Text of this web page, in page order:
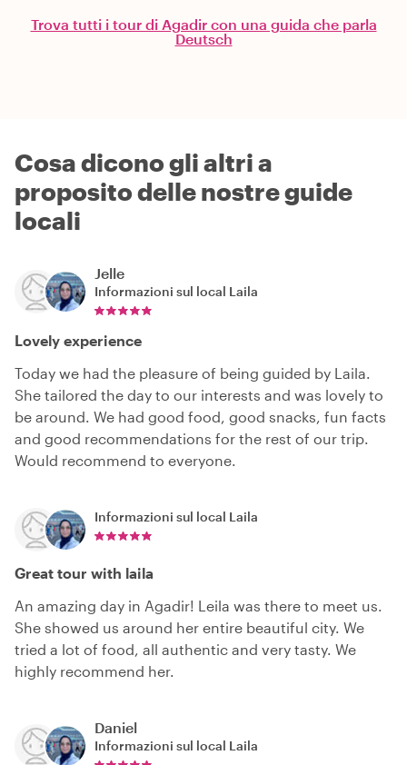
Trova tutti i tour di Agadir con una guida che parla
Deutsch
Cosa dicono gli altri a
proposito delle nostre guide
locali
Jelle
Informazioni sul local Laila
Lovely experience
Today we had the pleasure of being guided by Laila.
She tailored the day to our interests and was lovely to
be around. We had good food, good snacks, fun facts
and good recommendations for the rest of our trip.
Would recommend to everyone.
Informazioni sul local Laila
Great tour with laila
An amazing day in Agadir! Leila was there to meet us.
She showed us around her entire beautiful city. We
tried a lot of food, all authentic and very tasty. We
highly recommend her.
Daniel
Informazioni sul local Laila